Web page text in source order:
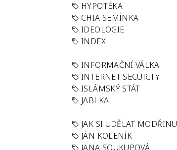
HYPOTÉKA
CHIA SEMÍNKA
IDEOLOGIE
INDEX
INFORMAČNÍ VÁLKA
INTERNET SECURITY
ISLÁMSKÝ STÁT
JABLKA
JAK SI UDĚLAT MODŘINU
JÁN KOLENÍK
JANA SOUKUPOVÁ